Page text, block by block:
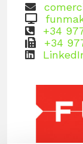
+34
+34